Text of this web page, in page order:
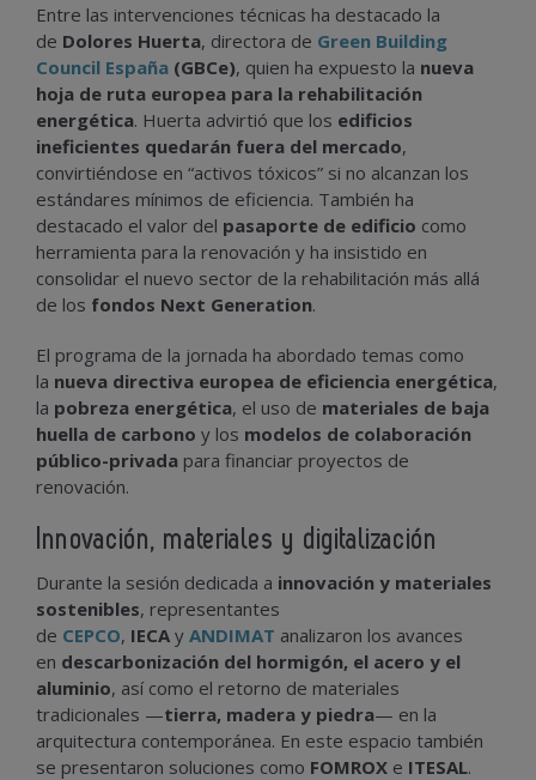
Entre las intervenciones técnicas ha destacado la
de Dolores Huerta, directora de Green Building
Council España (GBCe), quien ha expuesto la nueva
hoja de ruta europea para la rehabilitación
energética. Huerta advirtió que los edificios
ineficientes quedarán fuera del mercado,
convirtiéndose en “activos tóxicos” si no alcanzan los
estándares mínimos de eficiencia. También ha
destacado el valor del pasaporte de edificio como
herramienta para la renovación y ha insistido en
consolidar el nuevo sector de la rehabilitación más allá
de los fondos Next Generation.
El programa de la jornada ha abordado temas como
la nueva directiva europea de eficiencia energética,
la pobreza energética, el uso de materiales de baja
huella de carbono y los modelos de colaboración
público-privada para financiar proyectos de
renovación.
Innovación, materiales y digitalización
Durante la sesión dedicada a innovación y materiales
sostenibles, representantes
de CEPCO, IECA y ANDIMAT analizaron los avances
en descarbonización del hormigón, el acero y el
aluminio, así como el retorno de materiales
tradicionales —tierra, madera y piedra— en la
arquitectura contemporánea. En este espacio también
se presentaron soluciones como FOMROX e ITESAL.